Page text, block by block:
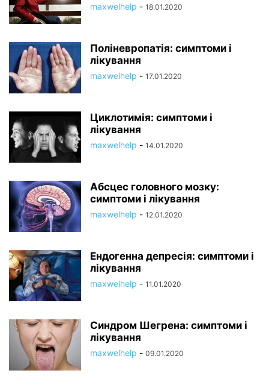
maxwelhelp - 18.01.2020
Поліневропатія: симптоми і
лікування
maxwelhelp - 17.01.2020
Циклотимія: симптоми і
лікування
maxwelhelp - 14.01.2020
Абсцес головного мозку:
симптоми і лікування
maxwelhelp - 12.01.2020
Ендогенна депресія: симптоми і
лікування
maxwelhelp - 11.01.2020
Синдром Шегрена: симптоми і
лікування
maxwelhelp - 09.01.2020